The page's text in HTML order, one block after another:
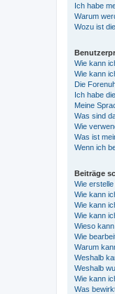
Ich habe
Warum
Wozu ist
Wie kann
Wie kann
Die
Ich habe
Meine
Was sind
Wie
Was ist
Wenn ich
Beiträge
Wie
Wie kann
Wie kann
Wie kann
Wieso
Wie
Warum
Weshalb
Weshalb
Wie kann
Was